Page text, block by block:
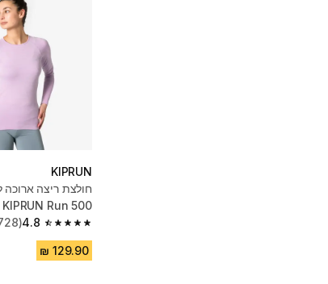
KIPRUN
חולצת ריצה
KIPRUN Run 500 - סגול
4.8
4.8 out of 5 stars from 1728 reviews
(1728)